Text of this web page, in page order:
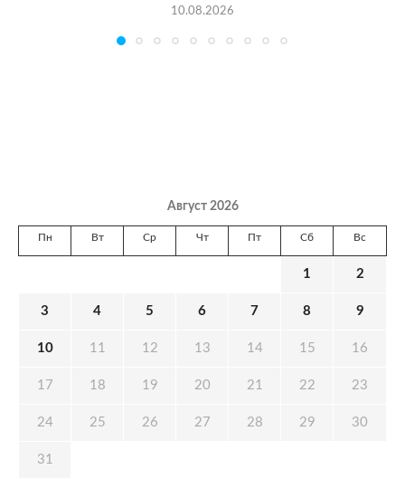
10.08.2026
Август 2026
Пн Вт Ср Чт Пт Сб Вс
1 2
3 4 5 6 7 8 9
10 11 12 13 14 15 16
17 18 19 20 21 22 23
24 25 26 27 28 29 30
31